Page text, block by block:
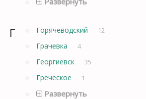
Г Горячеводский 12
Грачевка 4
Георгиевск 35
Греческое 1
Развернуть